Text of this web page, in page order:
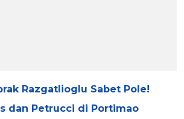
Razgatlioglu Sabet Pole!
dan Petrucci di Portimao